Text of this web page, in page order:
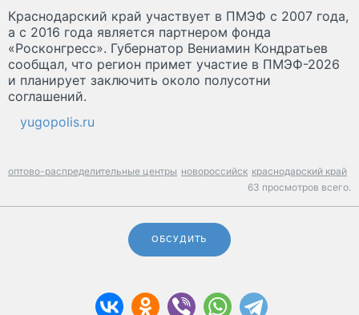
Краснодарский край участвует в ПМЭФ с 2007 года,
а с 2016 года является партнером фонда
«Росконгресс». Губернатор Вениамин Кондратьев
сообщал, что регион примет участие в ПМЭФ-2026
и планирует заключить около полусотни
соглашений.
yugopolis.ru
оптово-распределительные центры новороссийск краснодарский край
63 просмотров всего.
ОБСУДИТЬ